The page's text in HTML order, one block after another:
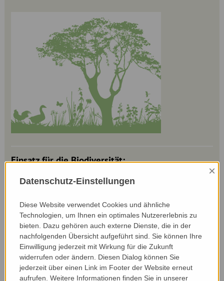
Einsatz für die Biodiversität:
Schleich ein besonderes Anliegen, auch wenn sich
hinzieht. Er führt seinen Betrieb silagefrei. Von
seinen extensiv bewirtschafteten Flächen
profitiert unter anderem das Braunkehlchen, aber
auch die Pflanzendiversität wird dank der späten
Mähtermine gefördert. Beim Mähen der Flächen
lässt er in Bereichen, wo andere bereits gemäht
haben, seine Flächen bewusst länger stehen, um
Datenschutz-Einstellungen
×
Diese Website verwendet Cookies und ähnliche
Technologien, um Ihnen ein optimales Nutzererlebnis zu
bieten. Dazu gehören auch externe Dienste, die in der
nachfolgenden Übersicht aufgeführt sind. Sie können Ihre
Einwilligung jederzeit mit Wirkung für die Zukunft
widerrufen oder ändern. Diesen Dialog können Sie
jederzeit über einen Link im Footer der Website erneut
aufrufen. Weitere Informationen finden Sie in unserer